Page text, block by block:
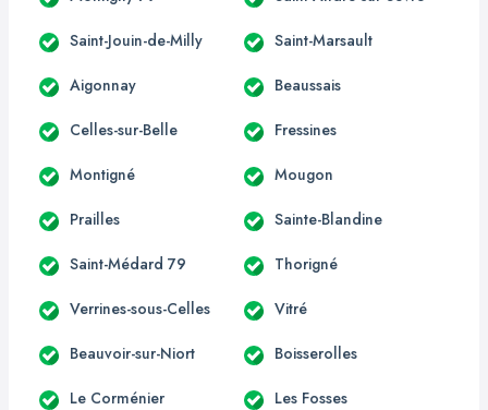
Saint-Jouin-de-Milly Saint-Marsault
Aigonnay Beaussais
Celles-sur-Belle Fressines
Montigné Mougon
Prailles Sainte-Blandine
Saint-Médard 79 Thorigné
Verrines-sous-Celles Vitré
Beauvoir-sur-Niort Boisserolles
Le Corménier Les Fosses